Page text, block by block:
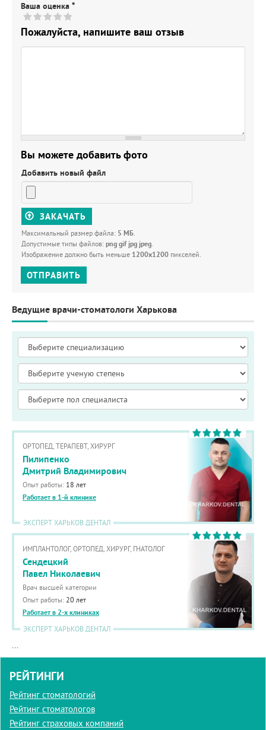
Ваша оценка *
Пожалуйста, напишите ваш отзыв
Вы можете добавить фото
Добавить новый файл
ЗАКАЧАТЬ
Максимальный размер файла: 5 МБ.
Допустимые типы файлов: png gif jpg jpeg.
Изображение должно быть меньше 1200x1200 пикселей.
ОТПРАВИТЬ
Ведущие врачи-стоматологи Харькова
ОРТОПЕД, ТЕРАПЕВТ, ХИРУРГ
Пилипенко
Дмитрий Владимирович
Опыт работы: 18 лет
Работает в 1-й клинике
ЭКСПЕРТ ХАРЬКОВ ДЕНТАЛ
ИМПЛАНТОЛОГ, ОРТОПЕД, ХИРУРГ, ГНАТОЛОГ
Сендецкий
Павел Николаевич
Врач высшей категории
Опыт работы: 20 лет
Работает в 2-х клиниках
ЭКСПЕРТ ХАРЬКОВ ДЕНТАЛ
...
РЕЙТИНГИ
Рейтинг стоматологий
Рейтинг стоматологов
Рейтинг страховых компаний